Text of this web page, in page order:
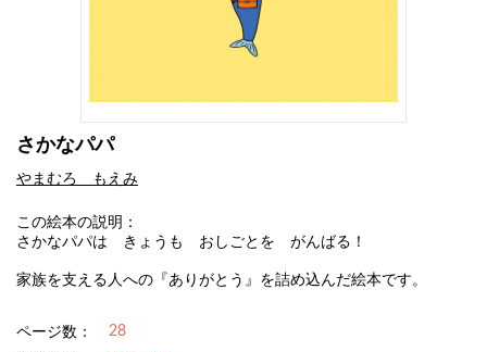
さかなパパ
やまむろ もえみ
この絵本の説明：
さかなパパは きょうも おしごとを がんばる！
家族を支える人への『ありがとう』を詰め込んだ絵本です。
ページ数： 28